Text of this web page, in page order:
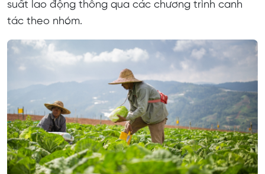
suất lao động thông qua các chương trình canh
tác theo nhóm.